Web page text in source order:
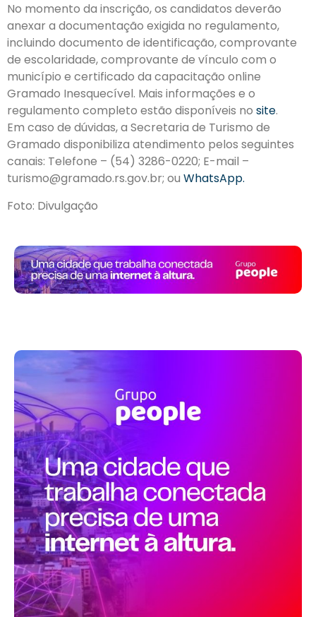
No momento da inscrição, os candidatos deverão
anexar a documentação exigida no regulamento,
incluindo documento de identificação, comprovante
de escolaridade, comprovante de vínculo com o
município e certificado da capacitação online
Gramado Inesquecível. Mais informações e o
regulamento completo estão disponíveis no site.
Em caso de dúvidas, a Secretaria de Turismo de
Gramado disponibiliza atendimento pelos seguintes
canais: Telefone – (54) 3286-0220; E-mail –
turismo@gramado.rs.gov.br; ou WhatsApp.
Foto: Divulgação